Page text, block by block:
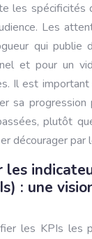
les spécificités
Les
qui publie
et pour un
Il est
sa progression
plutôt
décourager par
les
: une
les KPIs les